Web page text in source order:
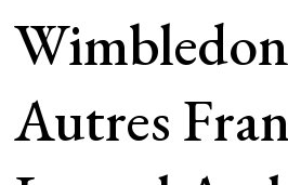
Autres